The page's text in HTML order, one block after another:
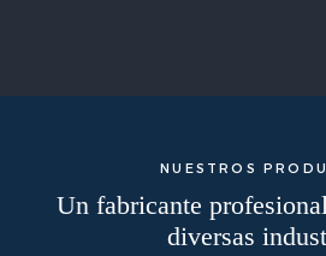
NUESTROS
Un fabricante
diversas